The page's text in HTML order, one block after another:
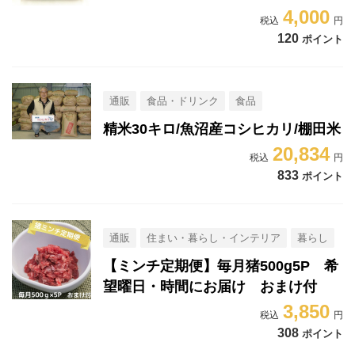
4,000
120 ポイント
通販 食品・ドリンク 食品
精米30キロ/魚沼産コシヒカリ/棚田米
20,834
833 ポイント
通販 住まい・暮らし・インテリア 暮らし
【ミンチ定期便】毎月猪500g5P 希
望曜日・時間にお届け おまけ付
3,850
308 ポイント